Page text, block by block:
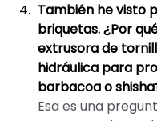
También he visto
briquetas. ¿Por
extrusora de
hidráulica para
barbacoa o
Esa es una